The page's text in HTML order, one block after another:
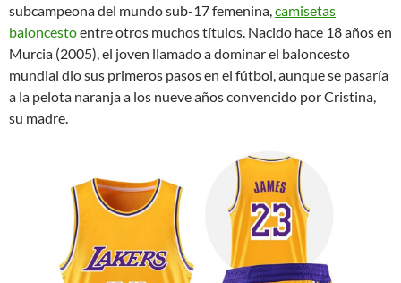
subcampeona del mundo sub-17 femenina,camisetas
baloncestoentre otros muchos títulos. Nacido hace 18 años en
Murcia (2005), el joven llamado a dominar el baloncesto
mundial dio sus primeros pasos en el fútbol, aunque se pasaría
a la pelota naranja a los nueve años convencido por Cristina,
su madre.